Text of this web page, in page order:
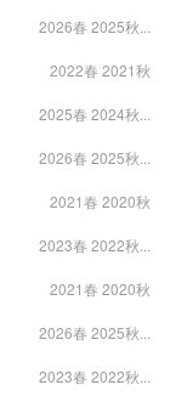
2026春 2025秋...
2022春 2021秋
2025春 2024秋...
2026春 2025秋...
2021春 2020秋
2023春 2022秋...
2021春 2020秋
2026春 2025秋...
2023春 2022秋...